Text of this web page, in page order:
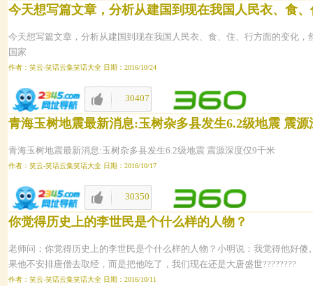
今天想写篇文章，分析从建国到现在我国人民衣、食
今天想写篇文章，分析从建国到现在我国人民衣、食、住、行方面的变化
国家
作者：笑云-笑话云集笑话大全 日期：2016/10/24
30407
青海玉树地震最新消息:玉树杂多县发生6.2级地震 震源
青海玉树地震最新消息:玉树杂多县发生6.2级地震 震源深度仅9千米
作者：笑云-笑话云集笑话大全 日期：2016/10/17
30350
你觉得历史上的李世民是个什么样的人物？
老师问：你觉得历史上的李世民是个什么样的人物？小明说：我觉得他好
果他不安排唐僧去取经，而是把他吃了，我们现在还是大唐盛世????????
作者：笑云-笑话云集笑话大全 日期：2016/10/11